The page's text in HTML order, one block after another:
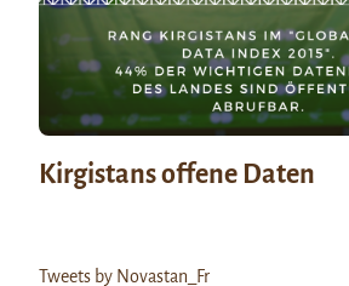
Kirgistans offene Daten
Tweets by Novastan_Fr